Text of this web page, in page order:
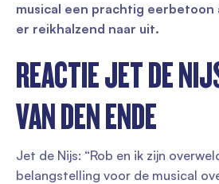
musical een prachtig eerbetoon
er reikhalzend naar uit.
REACTIE JET DE
VAN DEN ENDE
Jet de Nijs: “Rob en ik zijn
belangstelling voor de musical